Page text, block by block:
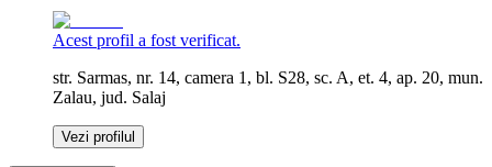
Acest profil a fost verificat.
str. Sarmas, nr. 14, camera 1, bl. S28, sc. A, et. 4, ap. 20, mun.
Zalau, jud. Salaj
Vezi profilul